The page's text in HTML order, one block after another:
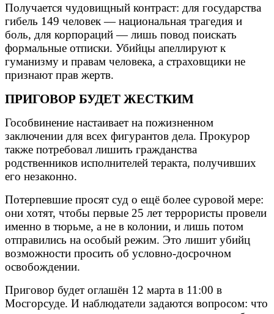
Получается чудовищный контраст: для государства
гибель 149 человек — национальная трагедия и
боль, для корпораций — лишь повод поискать
формальные отписки. Убийцы апеллируют к
гуманизму и правам человека, а страховщики не
признают прав жертв.
ПРИГОВОР БУДЕТ ЖЕСТКИМ
Гособвинение настаивает на пожизненном
заключении для всех фигурантов дела. Прокурор
также потребовал лишить гражданства
родственников исполнителей теракта, получивших
его незаконно.
Потерпевшие просят суд о ещё более суровой мере:
они хотят, чтобы первые 25 лет террористы провели
именно в тюрьме, а не в колонии, и лишь потом
отправились на особый режим. Это лишит убийц
возможности просить об условно-досрочном
освобождении.
Приговор будет оглашён 12 марта в 11:00 в
Мосгорсуде. И наблюдатели задаются вопросом: что